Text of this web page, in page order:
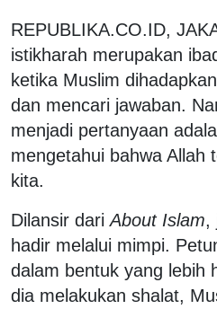
REPUBLIKA.CO.ID,
istikharah merupakan
ketika Muslim
dan mencari jawaban.
menjadi pertanyaan
mengetahui bahwa Allah
kita.
Dilansir dariAbout Islam,
hadir melalui mimpi.
dalam bentuk yang lebih
dia melakukan shalat,